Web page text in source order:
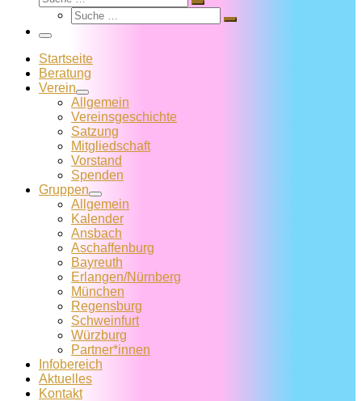
Suche
Suche
Suche
Menü
Startseite
Beratung
Verein
Allgemein
Vereins­geschichte
Satzung
Mitglied­schaft
Vorstand
Spenden
Gruppen
Allgemein
Kalender
Ansbach
Aschaffenburg
Bayreuth
Erlangen/Nürnberg
München
Regensburg
Schweinfurt
Würzburg
Partner*innen
Infobereich
Aktuelles
Kontakt